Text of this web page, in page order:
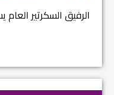
الرفيق السكرتير العام